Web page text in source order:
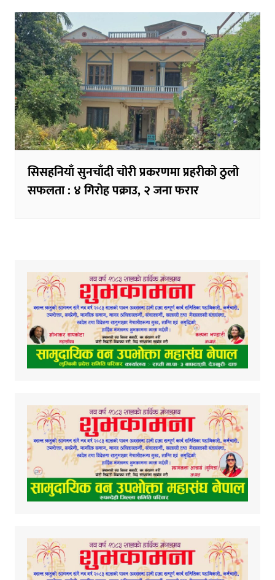
सिसहनियाँ सुनचाँदी चोरी प्रकरणमा प्रहरीको ठुलो
सफलता : ४ गिरोह पक्राउ, २ जना फरार